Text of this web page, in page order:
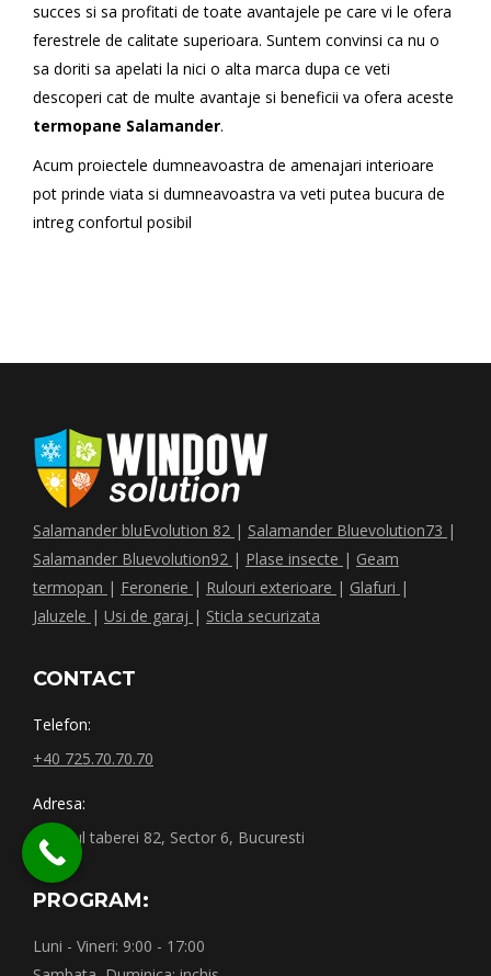
succes si sa profitati de toate avantajele pe care vi le ofera
ferestrele de calitate superioara. Suntem convinsi ca nu o
sa doriti sa apelati la nici o alta marca dupa ce veti
descoperi cat de multe avantaje si beneficii va ofera aceste
termopane Salamander.
Acum proiectele dumneavoastra de amenajari interioare
pot prinde viata si dumneavoastra va veti putea bucura de
intreg confortul posibil
Salamander bluEvolution 82 | Salamander Bluevolution73 |
Salamander Bluevolution92 | Plase insecte | Geam
termopan | Feronerie | Rulouri exterioare | Glafuri |
Jaluzele | Usi de garaj | Sticla securizata
CONTACT
Telefon:
+40 725.70.70.70
Adresa:
Drumul taberei 82, Sector 6, Bucuresti
PROGRAM:
Luni - Vineri: 9:00 - 17:00